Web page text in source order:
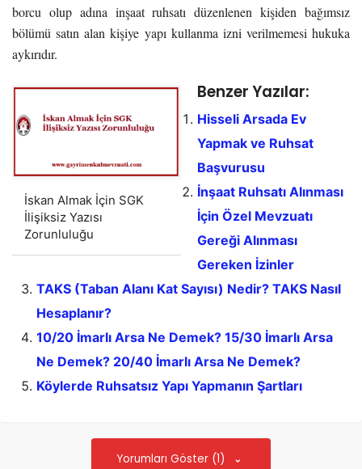
borcu olup adına inşaat ruhsatı düzenlenen kişiden bağımsız
bölümü satın alan kişiye yapı kullanma izni verilmemesi hukuka
aykırıdır.
İskan Almak İçin SGK
İlişiksiz Yazısı
Zorunluluğu
Benzer Yazılar:
Hisseli Arsada Ev
Yapmak ve Ruhsat
Başvurusu
İnşaat Ruhsatı Alınması
İçin Özel Mevzuatı
Gereği Alınması
Gereken İzinler
TAKS (Taban Alanı Kat Sayısı) Nedir? TAKS Nasıl
Hesaplanır?
10/20 İmarlı Arsa Ne Demek? 15/30 İmarlı Arsa
Ne Demek? 20/40 İmarlı Arsa Ne Demek?
Köylerde Ruhsatsız Yapı Yapmanın Şartları
Yorumları Göster (1)